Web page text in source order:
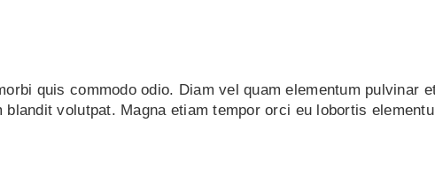
quis commodo odio. Diam vel quam elementum pulvinar
blandit volutpat. Magna etiam tempor orci eu lobortis